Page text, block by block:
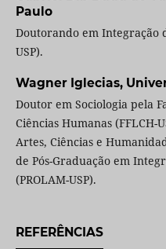
Paulo
Doutorando em Integração
USP).
Wagner Iglecias,
Doutor em Sociologia pela
Ciências Humanas (FFLCH-
Artes, Ciências e
de Pós-Graduação em
(PROLAM-USP).
REFERÊNCIAS